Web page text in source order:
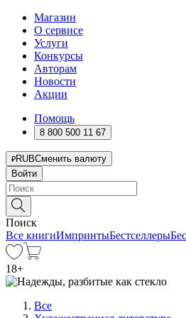
Магазин
О сервисе
Услуги
Конкурсы
Авторам
Новости
Акции
Помощь
8 800 500 11 67
RUBСменить валюту
Войти
Поиск
Все книгиИмпринтыБестселлеры
18+
Все